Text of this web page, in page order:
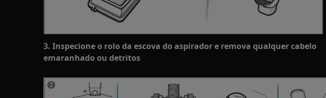
3. Inspecione o rolo da escova do aspirador e remova qualquer cabelo
emaranhado ou detritos